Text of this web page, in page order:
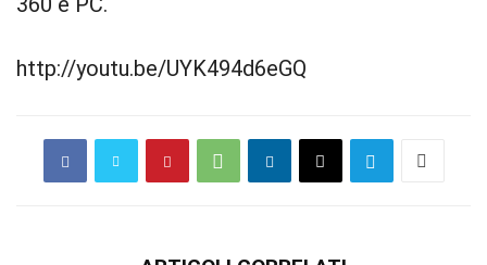
http://youtu.be/UYK494d6eGQ